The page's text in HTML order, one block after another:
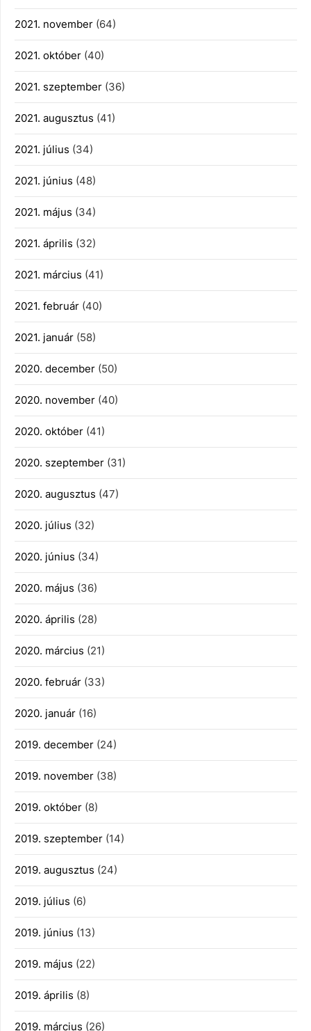
2021. november (64)
2021. október (40)
2021. szeptember (36)
2021. augusztus (41)
2021. július (34)
2021. június (48)
2021. május (34)
2021. április (32)
2021. március (41)
2021. február (40)
2021. január (58)
2020. december (50)
2020. november (40)
2020. október (41)
2020. szeptember (31)
2020. augusztus (47)
2020. július (32)
2020. június (34)
2020. május (36)
2020. április (28)
2020. március (21)
2020. február (33)
2020. január (16)
2019. december (24)
2019. november (38)
2019. október (8)
2019. szeptember (14)
2019. augusztus (24)
2019. július (6)
2019. június (13)
2019. május (22)
2019. április (8)
2019. március (26)